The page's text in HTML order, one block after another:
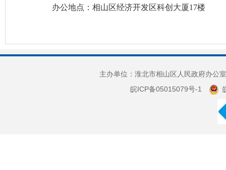
办公地点：相山区经济开发区科创大厦17楼
主办单位：淮北市相山区人民政府办
皖ICP备05015079号-1